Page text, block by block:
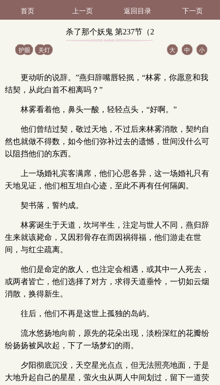
首页 上一页 返回目录 下一页
杀了那个妖鬼 第237节（2
护眼 关灯 大 中 小
更动听的说辞。”燕归辞嘴唇轻抿，“林雾，你愿意和我
结契，从此白首不相离吗？”
林雾看着他，鼻头一酸，轻轻点头，“好啊。”
他们曾结过契，敬过天地，不过后来林雾消散，契约自
然也就做不得数，如今他们弥补过去的遗憾，世间没什么可
以阻挡他们的东西。
上一场婚礼宾客满席，他们心思各异，这一场婚礼只有
天地见证，他们相互坦白心迹，至此不再有任何隔阂。
契书落，誓约成。
林雾诞生于天道，坎坷半生，注定与世人不同，燕归辞
生来就该毙命，又因邪骨存在而因祸得福，他们游走在世
间，与红尘疏离。
他们是命定的敌人，也注定会相遇，或其中一人死去，
或两者皆亡，他们选择了对方，求得天道垂怜，一切如云烟
消散，换得新生。
往后，他们不再是这世上孤独的岛屿。
流水悠扬地向前，原先的花朵出现，淡粉深红的花瓣纷
纷扬扬被风吹起，下了一场梦幻的雨。
夕阳彻底沉没，天空星光点点，但无法照亮地面，于是
大地升起自己的星星，萤火虫从两人中间划过，留下一道荧